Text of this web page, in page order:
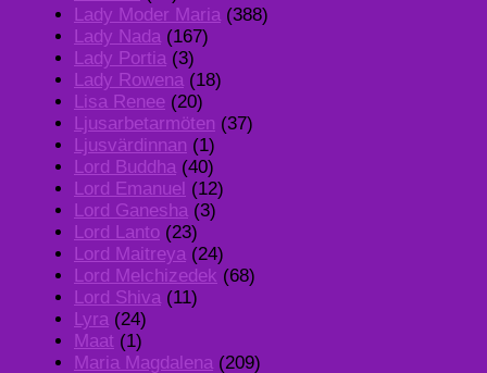
Lady Moder Maria (388)
Lady Nada (167)
Lady Portia (3)
Lady Rowena (18)
Lisa Renee (20)
Ljusarbetarmöten (37)
Ljusvärdinnan (1)
Lord Buddha (40)
Lord Emanuel (12)
Lord Ganesha (3)
Lord Lanto (23)
Lord Maitreya (24)
Lord Melchizedek (68)
Lord Shiva (11)
Lyra (24)
Maat (1)
Maria Magdalena (209)